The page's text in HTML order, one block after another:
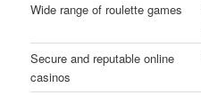
Wide range of roulette games
Secure and reputable online
casinos